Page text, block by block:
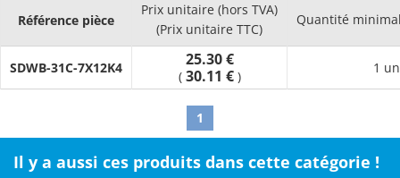
Référence pièce
Prix unitaire (hors TVA)
(Prix unitaire TTC)
Quantité
SDWB-31C-7X12K4 25.30 €
( 30.11 € )
1
1
Il y a aussi ces produits dans cette catégorie !